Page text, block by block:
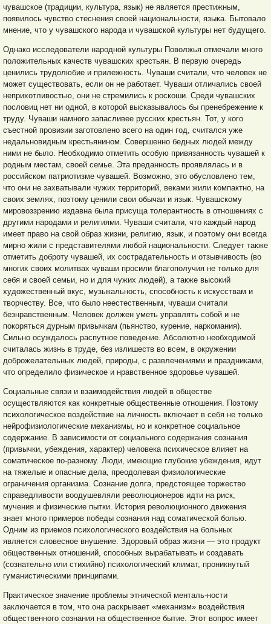
чувашское (традиции, культура, язык) не является престижным,
появилось чувство стеснения своей национальности, языка. Бытовало
мнение, что у чувашского народа и чувашской культуры нет будущего.
Однако исследователи народной культуры Поволжья отмечали много
положительных качеств чувашских крестьян. В первую очередь
ценились трудолюбие и прилежность. Чуваши считали, что человек не
может существовать, если он не работает. Чуваши отличались своей
неприхотливостью, они не стремились к роскоши. Среди чувашских
пословиц нет ни одной, в которой высказывалось бы пренебрежение к
труду. Чуваши намного запасливее русских крестьян. Тот, у кого
съестной провизии заготовлено всего на один год, считался уже
недальновидным крестьянином. Совершенно бедных людей между
ними не было. Необходимо отметить особую привязанность чувашей к
родным местам, своей семье. Эта преданность проявлялась и в
российском патриотизме чувашей. Возможно, это обусловлено тем,
что они не захватывали чужих территорий, веками жили компактно, на
своих землях, поэтому ценили свои обычаи и язык. Чувашскому
мировоззрению издавна была присуща толерантность в отношениях с
другими народами и религиями. Чуваши считали, что каждый народ
имеет право на свой образ жизни, религию, язык, и поэтому они всегда
мирно жили с представителями любой национальности. Следует также
отметить доброту чувашей, их сострадательность и отзывчивость (во
многих своих молитвах чуваши просили благополучия не только для
себя и своей семьи, но и для чужих людей), а также высокий
художественный вкус, музыкальность, способность к искусствам и
творчеству. Все, что было неестественным, чуваши считали
безнравственным. Человек должен уметь управлять собой и не
покоряться дурным привычкам (пьянство, курение, наркомания).
Сильно осуждалось распутное поведение. Абсолютно необходимой
считалась жизнь в труде, без излишеств во всем, в окружении
доброжелательных людей, природы, с развлечениями и праздниками,
что определило физическое и нравственное здоровье чувашей.
Социальные связи и взаимодействия людей в обществе
осуществляются как конкретные общественные отношения. Поэтому
психологическое воздействие на личность включает в себя не только
нейрофизиологические механизмы, но и конкретное социальное
содержание. В зависимости от социального содержания сознания
(привычки, убеждения, характер) человека психическое влияет на
соматическое по-разному. Люди, имеющие глубокие убеждения, идут
на тяжелые и опасные дела, преодолевая физиологические
ограничения организма. Сознание долга, предстоящее торжество
справедливости воодушевляли революционеров идти на риск,
мучения и физические пытки. История революционного движения
знает много примеров победы сознания над соматической болью.
Одним из приемов психологического воздействия на больных
является словесное внушение. Здоровый образ жизни — это продукт
общественных отношений, способных вырабатывать и создавать
(сознательно или стихийно) психологический климат, проникнутый
гуманистическими принципами.
Практическое значение проблемы этнической менталь-ности
заключается в том, что она раскрывает «механизм» воздействия
общественного сознания на общественное бытие. Этот вопрос имеет